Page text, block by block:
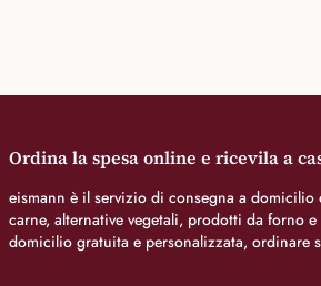
Ordina la spesa online e ricevila a
eismann è il servizio di consegna a
carne, alternative vegetali, prodotti da forno
domicilio gratuita e personalizzata, ordinare